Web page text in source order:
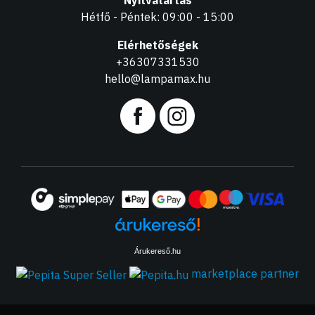
Hétfő - Péntek: 09:00 - 15:00
Elérhetőségek
+36307331530
hello@lampamax.hu
Árukereső.hu
marketplace partner